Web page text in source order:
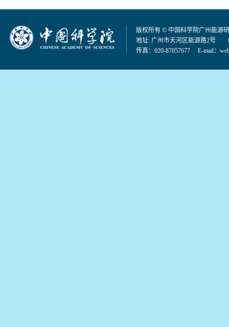
版权所有 © 中国科学院广州能源
地址: 广州市天河区能源路2号
传真：020-87057677 E-mail：